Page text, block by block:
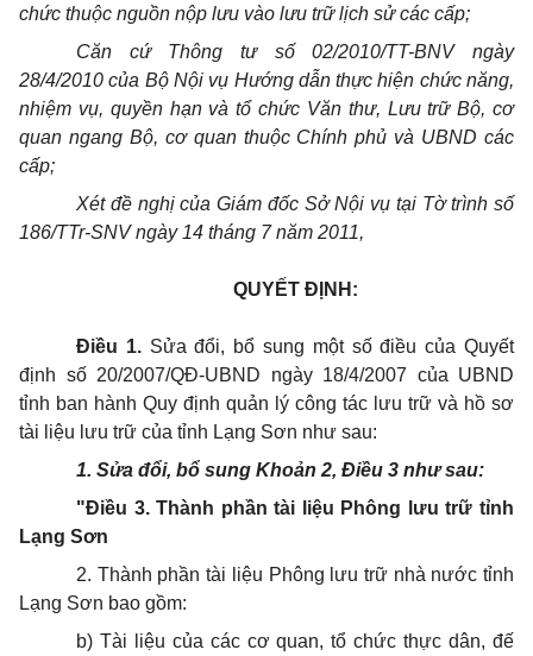
chức thuộc nguồn nộp lưu vào lưu trữ lịch sử các cấp;
Căn cứ Thông tư số 02/2010/TT-BNV ngày
28/4/2010 của Bộ Nội vụ Hướng dẫn thực hiện chức năng,
nhiệm vụ, quyền hạn và tổ chức Văn thư, Lưu trữ Bộ, cơ
quan ngang Bộ, cơ quan thuộc Chính phủ và UBND các
cấp;
Xét đề nghị của Giám đốc Sở Nội vụ tại Tờ trình số
186/TTr-SNV ngày 14 tháng 7 năm 2011,
QUYẾT ĐỊNH:
Điều 1.Sửa đổi, bổ sung một số điều của Quyết
định số 20/2007/QĐ-UBND ngày 18/4/2007 của UBND
tỉnh ban hành Quy định quản lý công tác lưu trữ và hồ sơ
tài liệu lưu trữ của tỉnh Lạng Sơn như sau:
1. Sửa đổi, bổ sung Khoản 2, Điều 3 như sau:
"Điều 3.Thành phần tài liệu Phông lưu trữ tỉnh
Lạng Sơn
2. Thành phần tài liệu Phông lưu trữ nhà nước tỉnh
Lạng Sơn bao gồm:
b) Tài liệu của các cơ quan, tổ chức thực dân, đế